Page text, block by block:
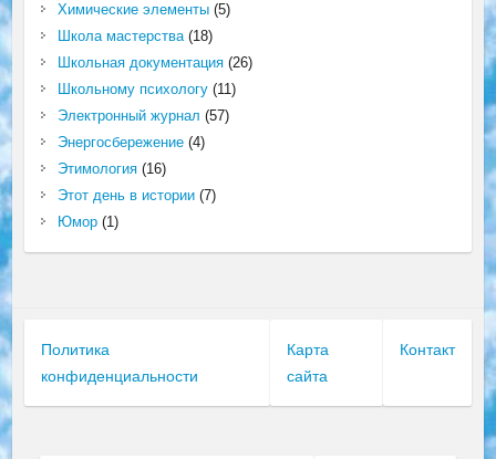
Химические элементы(5)
Школа мастерства(18)
Школьная документация(26)
Школьному психологу(11)
Электронный журнал (57)
Энергосбережение(4)
Этимология(16)
Этот день в истории(7)
Юмор(1)
Политика
конфиденциальности
Карта
сайта
Контакт